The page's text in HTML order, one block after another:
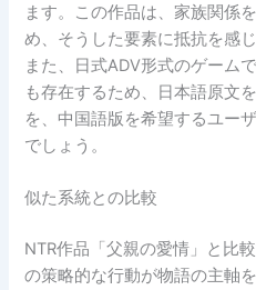
ます。この作品は、家族関係
め、そうした要素に抵抗を感
また、日式ADV形式のゲーム
も存在するため、日本語原文
を、中国語版を希望するユー
でしょう。
似た系統との比較
NTR作品「父親の愛情」と比
の策略的な行動が物語の主軸